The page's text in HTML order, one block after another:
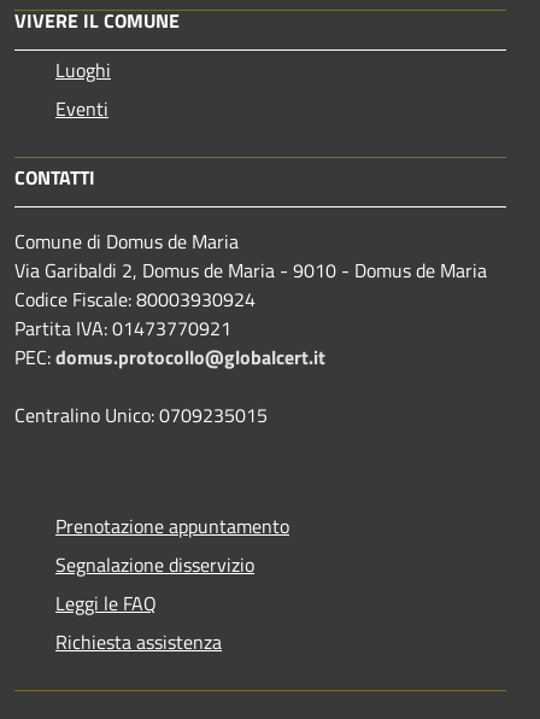
VIVERE IL COMUNE
Luoghi
Eventi
CONTATTI
Comune di Domus de Maria
Via Garibaldi 2, Domus de Maria - 9010 - Domus de Maria
Codice Fiscale: 80003930924
Partita IVA: 01473770921
PEC:domus.protocollo@globalcert.it
Centralino Unico: 0709235015
Prenotazione appuntamento
Segnalazione disservizio
Leggi le FAQ
Richiesta assistenza